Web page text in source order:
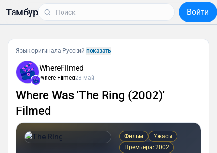
Тамбур Войти
Язык оригинала Русский-показать
WhereFilmed
Where Filmed23 май
Where Was 'The Ring (2002)'
Filmed
Фильм
Ужасы
Премьера: 2002